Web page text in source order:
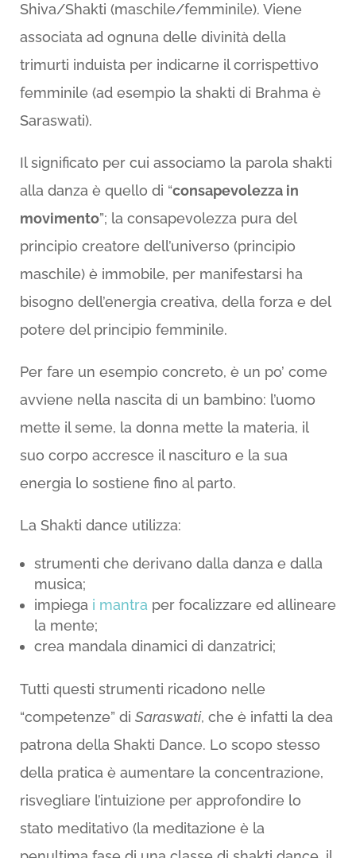
Shiva/Shakti (maschile/femminile). Viene
associata ad ognuna delle divinità della
trimurti induista per indicarne il corrispettivo
femminile (ad esempio la shakti di Brahma è
Saraswati).
Il significato per cui associamo la parola shakti
alla danza è quello di “consapevolezza in
movimento”; la consapevolezza pura del
principio creatore dell’universo (principio
maschile) è immobile, per manifestarsi ha
bisogno dell’energia creativa, della forza e del
potere del principio femminile.
Per fare un esempio concreto, è un po’ come
avviene nella nascita di un bambino: l’uomo
mette il seme, la donna mette la materia, il
suo corpo accresce il nascituro e la sua
energia lo sostiene fino al parto.
La Shakti dance utilizza:
strumenti che derivano dalla danza e dalla
musica;
impiega i mantra per focalizzare ed allineare
la mente;
crea mandala dinamici di danzatrici;
Tutti questi strumenti ricadono nelle
“competenze” di Saraswati, che è infatti la dea
patrona della Shakti Dance. Lo scopo stesso
della pratica è aumentare la concentrazione,
risvegliare l’intuizione per approfondire lo
stato meditativo (la meditazione è la